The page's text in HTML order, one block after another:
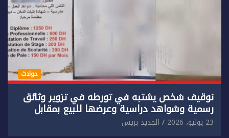
حوادث
توقيف شخص يشتبه في تورطه في تزوير وثائق
رسمية وشواهد دراسية وعرضها للبيع بمقابل
مادي.
23 يوليو، 2026 الجديد بريس